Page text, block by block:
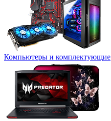
Компьютеры и комплектующие